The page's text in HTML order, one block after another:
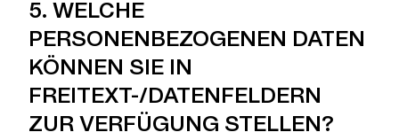
5. WELCHE
PERSONENBEZOGENEN DATEN
KÖNNEN SIE IN
FREITEXT-/DATENFELDERN
ZUR VERFÜGUNG STELLEN?